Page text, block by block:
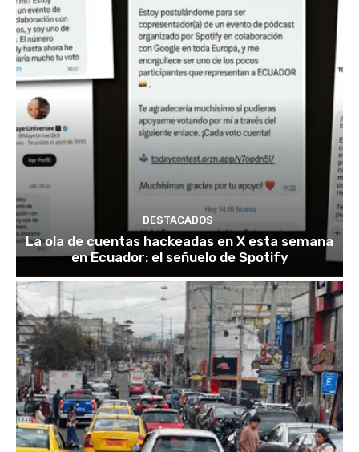
DESTACADOS
La ola de cuentas hackeadas en X esta semana
en Ecuador: el señuelo de Spotify